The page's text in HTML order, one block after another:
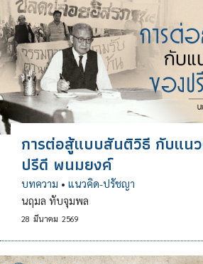
การต่อสู้แบบสันติวิธี กับแน
ปรีดี พนมยงค์
บทความ • แนวคิด-ปรัชญา
นฤมล ทับจุมพล
28 มีนาคม 2569